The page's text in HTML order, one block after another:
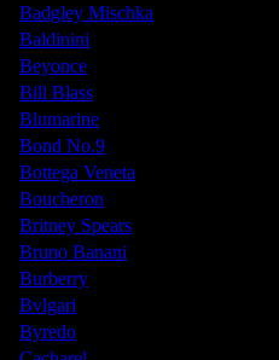
Badgley Mischka
Baldinini
Beyonce
Bill Blass
Blumarine
Bond No.9
Bottega Veneta
Boucheron
Britney Spears
Bruno Banani
Burberry
Bvlgari
Byredo